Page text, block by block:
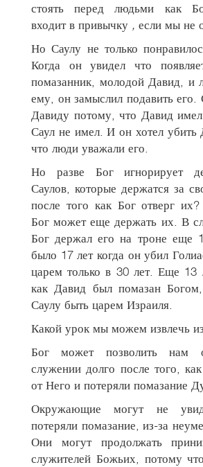
стоять перед людьми как
входит в привычку , если мы не
Но Саулу не только
Когда он увидел что
помазанник, молодой Давид, и
ему, он замыслил подавить его.
Давиду потому, что Давид
Саул не имел. И он хотел убить
что люди уважали его.
Но разве Бог игнорирует
Саулов, которые держатся за
после того как Бог отверг
Бог может еще держать их. В
Бог держал его на троне еще
было 17 лет когда он убил
царем только в 30 лет. Еще 13
как Давид был помазан
Саулу быть царем Израиля.
Какой урок мы можем извлечь
Бог может позволить нам
служении долго после того,
от Него и потеряли помазание
Окружающие могут не
потеряли помазание, из-за
Они могут продолжать
служителей Божьих, потому